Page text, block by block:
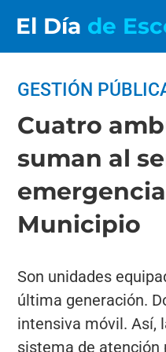
El Día de
GESTIÓN
Cuatro
suman al
Municipio
Son unidades
última generación.
intensiva móvil. Así,
sistema de atención